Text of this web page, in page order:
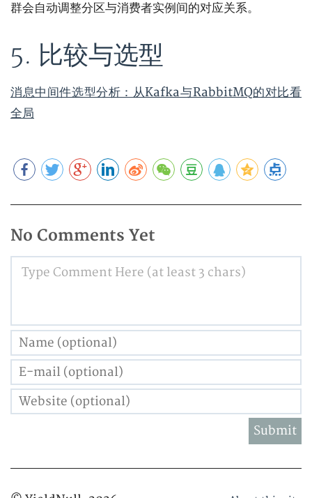
群会自动调整分区与消费者实例间的对应关系。
5. 比较与选型
消息中间件选型分析：从Kafka与RabbitMQ的对比看
全局
No Comments Yet
Type Comment Here (at least 3 chars)